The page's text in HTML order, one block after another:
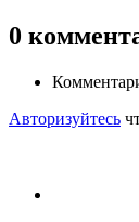
0
Авторизуйтесь